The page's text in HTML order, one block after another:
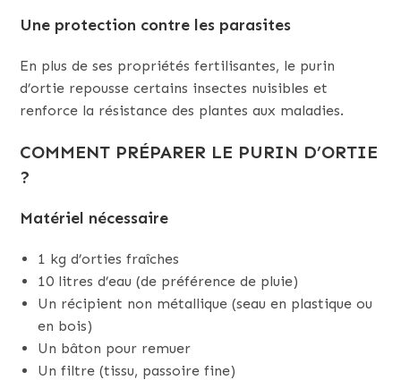
Une protection contre les parasites
En plus de ses propriétés fertilisantes, le purin
d’ortie repousse certains insectes nuisibles et
renforce la résistance des plantes aux maladies.
COMMENT PRÉPARER LE PURIN D’ORTIE
?
Matériel nécessaire
1 kg d’orties fraîches
10 litres d’eau (de préférence de pluie)
Un récipient non métallique (seau en plastique ou
en bois)
Un bâton pour remuer
Un filtre (tissu, passoire fine)